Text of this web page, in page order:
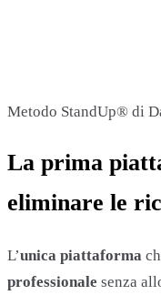
Metodo StandUp® di
La prima
eliminare le
L’unica piattaforma
professionale senza